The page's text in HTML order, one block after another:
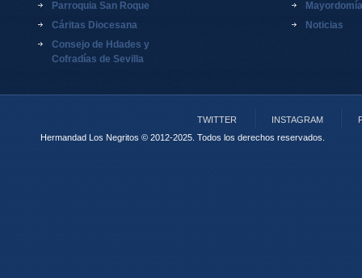
Parroquia San Roque
Cáritas Diocesana
Consejo de Hdades y
Cofradías de Sevilla
Mayordomía
Noticias
TWITTER INSTAGRAM
Hermandad Los Negritos © 2012-2025. Todos los derechos reservados.